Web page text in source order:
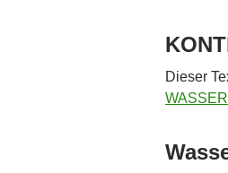
Dieser
WASSER